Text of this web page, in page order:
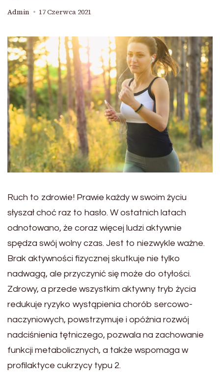
Admin 17 Czerwca 2021
Ruch to zdrowie! Prawie każdy w swoim życiu
słyszał choć raz to hasło. W ostatnich latach
odnotowano, że coraz więcej ludzi aktywnie
spędza swój wolny czas. Jest to niezwykle ważne.
Brak aktywności fizycznej skutkuje nie tylko
nadwagą, ale przyczynić się może do otyłości.
Zdrowy, a przede wszystkim aktywny tryb życia
redukuje ryzyko wystąpienia chorób sercowo-
naczyniowych, powstrzymuje i opóźnia rozwój
nadciśnienia tętniczego, pozwala na zachowanie
funkcji metabolicznych, a także wspomaga w
profilaktyce cukrzycy typu 2.